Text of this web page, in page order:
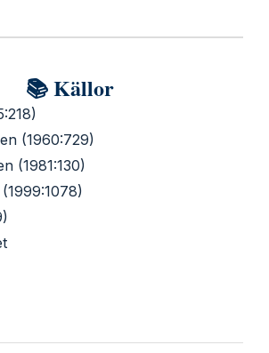
📚 Källor
(1960:729)
(1981:130)